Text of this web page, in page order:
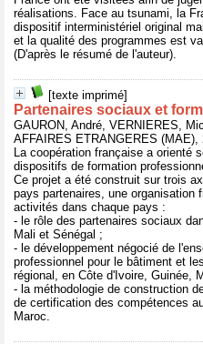
réalisations. Face au tsunami, la
dispositif interministériel original
et la qualité des programmes est
(D'après le résumé de l'auteur).
[texte imprimé]
Partenaires sociaux et
GAURON, André, VERNIERES,
AFFAIRES ETRANGERES (MAE),
La coopération française a orienté
dispositifs de formation
Ce projet a été construit sur trois
pays partenaires, une organisation
activités dans chaque pays :
- le rôle des partenaires sociaux
Mali et Sénégal ;
- le développement négocié de
professionnel pour le bâtiment et
régional, en Côte d'Ivoire, Guinée,
- la méthodologie de construction
de certification des compétences
Maroc.